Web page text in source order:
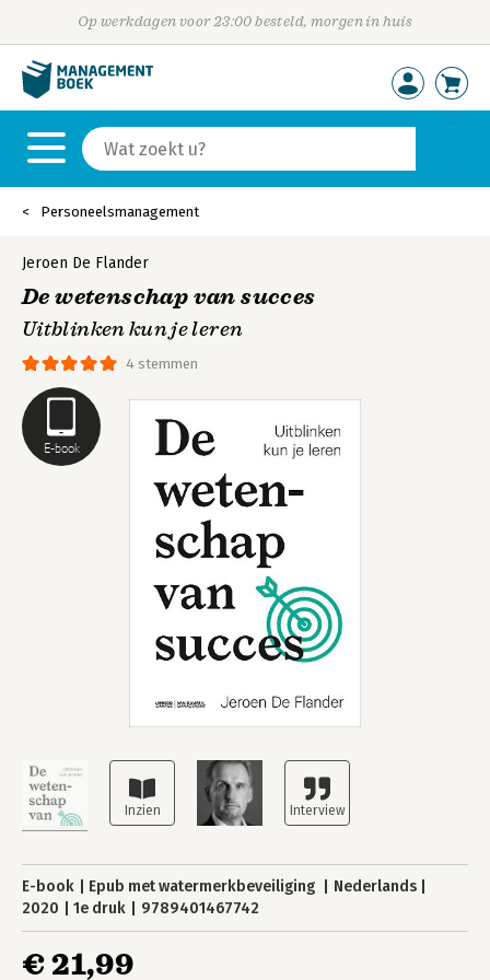
Op werkdagen voor 23:00 besteld, morgen in huis
Personeelsmanagement
E-book
4 stemmen
Jeroen De Flander
De wetenschap van succes
Uitblinken kun je leren
E-book Epub met watermerkbeveiliging
Nederlands
2020
1e druk 9789401467742
€ 21,99